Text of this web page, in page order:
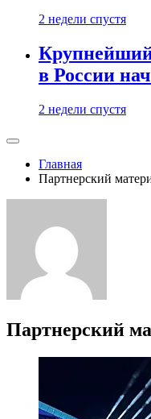
2 недели спустя
Крупнейший
в России
2 недели спустя
Главная
Партнерский
Партнерский